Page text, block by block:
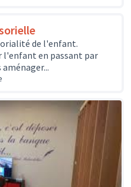
de l'enfant.
l'enfant en passant par